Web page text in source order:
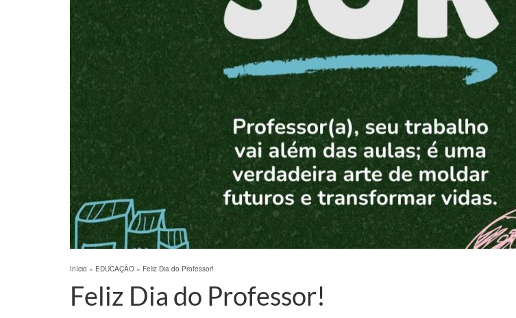
Início » EDUCAÇÃO » Feliz Dia do Professor!
Feliz Dia do Professor!